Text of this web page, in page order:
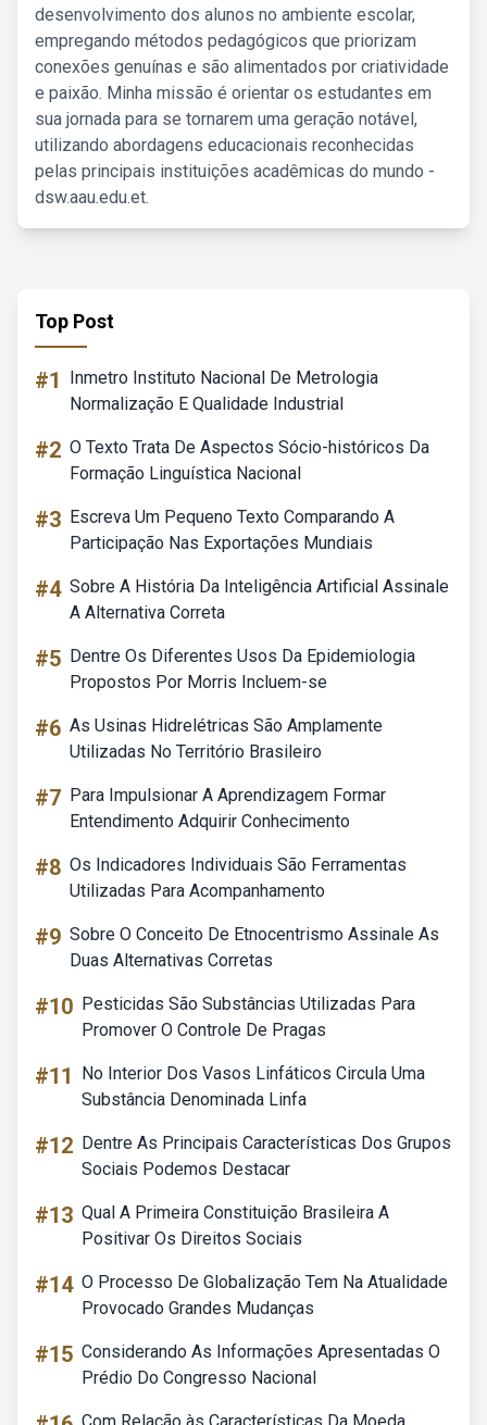
desenvolvimento dos alunos no ambiente escolar,
empregando métodos pedagógicos que priorizam
conexões genuínas e são alimentados por criatividade
e paixão. Minha missão é orientar os estudantes em
sua jornada para se tornarem uma geração notável,
utilizando abordagens educacionais reconhecidas
pelas principais instituições acadêmicas do mundo -
dsw.aau.edu.et.
Top Post
#1
Inmetro Instituto Nacional De Metrologia
Normalização E Qualidade Industrial
#2 O Texto Trata De Aspectos Sócio-históricos Da
Formação Linguística Nacional
#3 Escreva Um Pequeno Texto Comparando A
Participação Nas Exportações Mundiais
#4 Sobre A História Da Inteligência Artificial Assinale
A Alternativa Correta
#5 Dentre Os Diferentes Usos Da Epidemiologia
Propostos Por Morris Incluem-se
#6 As Usinas Hidrelétricas São Amplamente
Utilizadas No Território Brasileiro
#7 Para Impulsionar A Aprendizagem Formar
Entendimento Adquirir Conhecimento
#8 Os Indicadores Individuais São Ferramentas
Utilizadas Para Acompanhamento
#9 Sobre O Conceito De Etnocentrismo Assinale As
Duas Alternativas Corretas
#10 Pesticidas São Substâncias Utilizadas Para
Promover O Controle De Pragas
#11
No Interior Dos Vasos Linfáticos Circula Uma
Substância Denominada Linfa
#12 Dentre As Principais Características Dos Grupos
Sociais Podemos Destacar
#13 Qual A Primeira Constituição Brasileira A
Positivar Os Direitos Sociais
#14 O Processo De Globalização Tem Na Atualidade
Provocado Grandes Mudanças
#15 Considerando As Informações Apresentadas O
Prédio Do Congresso Nacional